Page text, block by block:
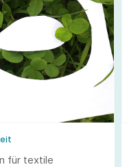
für textile